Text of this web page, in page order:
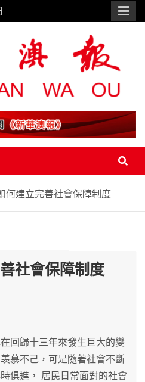
何建立完善社會保障制度
社會保障制度
回歸十三年來發生巨大的變
慕不己，可是隨著社會不斷
俱進， 居民日常面對的社會